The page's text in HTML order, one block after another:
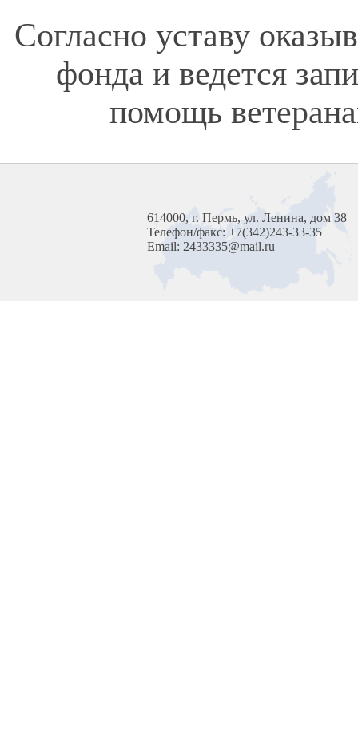
Согласно уставу
фонда и ведется
помощь
614000, г. Пермь, ул. Ленина, дом 38
Телефон/факс: +7(342)243-33-35
Email: 2433335@mail.ru